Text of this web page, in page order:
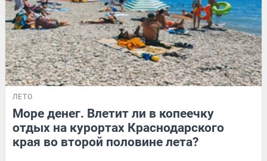
ЛЕТО
Море денег. Влетит ли в копеечку
отдых на курортах Краснодарского
края во второй половине лета?